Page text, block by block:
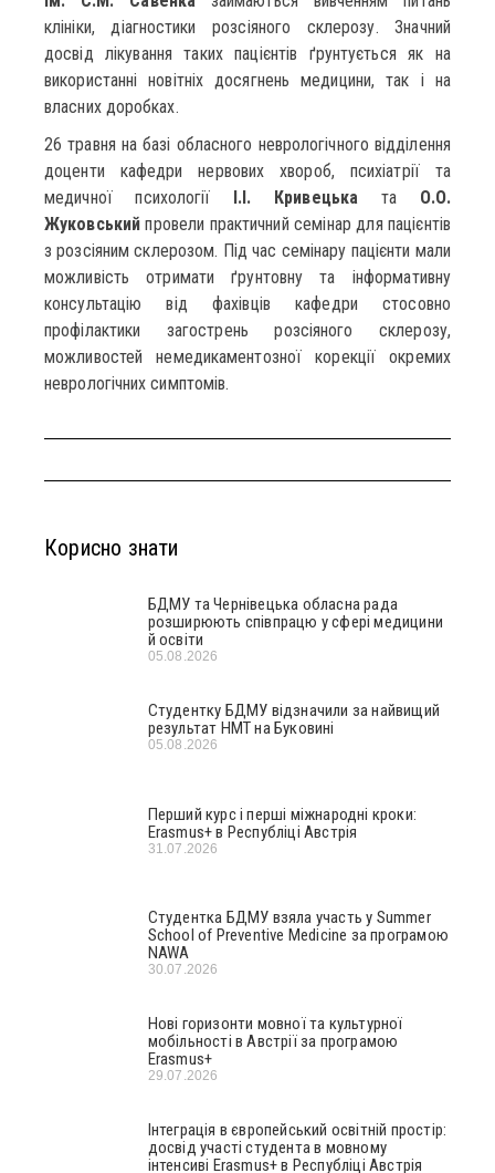
клініки, діагностики розсіяного склерозу. Значний
досвід лікування таких пацієнтів ґрунтується як на
використанні новітніх досягнень медицини, так і на
власних доробках.
26 травня на базі обласного неврологічного відділення
доценти кафедри нервових хвороб, психіатрії та
медичної психології І.І. Кривецька та О.О.
Жуковський провели практичний семінар для пацієнтів
з розсіяним склерозом. Під час семінару пацієнти мали
можливість отримати ґрунтовну та інформативну
консультацію від фахівців кафедри стосовно
профілактики загострень розсіяного склерозу,
можливостей немедикаментозної корекції окремих
неврологічних симптомів.
Корисно знати
БДМУ та Чернівецька обласна рада
розширюють співпрацю у сфері медицини
й освіти
05.08.2026
Студентку БДМУ відзначили за найвищий
результат НМТ на Буковині
05.08.2026
Перший курс і перші міжнародні кроки:
Erasmus+ в Республіці Австрія
31.07.2026
Студентка БДМУ взяла участь у Summer
School of Preventive Medicine за програмою
NAWA
30.07.2026
Нові горизонти мовної та культурної
мобільності в Австрії за програмою
Erasmus+
29.07.2026
Інтеграція в європейський освітній простір:
досвід участі студента в мовному
інтенсиві Erasmus+ в Республіці Австрія